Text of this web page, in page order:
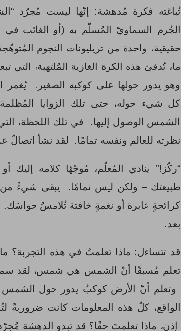
تُباغته فكرة مُدهشة: إنّها ليست مُجرّد
الجُرم السماويّ المُسلّم به (أو الغائب
حقيقية، واحدة من تريليونات النجوم
ما، تُدفئ هذه الكرة الغازية المُلتهبة، التي
وهو يدور حولها على كوكبه الصغير.
كل شيء حوله، حتى تلك الزوايا
الشمس الوصول إليها. في تلك اللحظة، التي
نظرته للعالم ونفسه تمامًا. لقد نشأ اتصالٌ
“ركّز!” ينادي المُعلّم، مُوجّهًا كلامه إليك
طبيعتك – ولكن ليس تمامًا. يبقى شيءٌ من
كرائحةٍ عابرة أو نغمةٍ خافتة تُلامسُ
بعد.
قد تتساءل: ماذا تعلمتُ في هذه التجربة؟ ما
تعلم مُسبقًا أنّ الشمس هي شمس، لقد
الواقع، كلّ هذه المعلومات كانت ضروريةً
إذن، ماذا تعلمتَ حقًا؟ قد تبدو الدهشة